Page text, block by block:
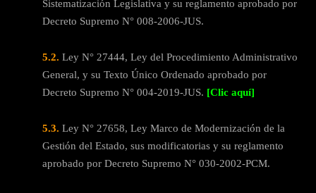
Sistematización Legislativa y su reglamento aprobado por
Decreto Supremo N° 008-2006-JUS.
5.2. Ley N° 27444, Ley del Procedimiento Administrativo
General, y su Texto Único Ordenado aprobado por
Decreto Supremo N° 004-2019-JUS. [Clic aquí]
5.3. Ley N° 27658, Ley Marco de Modernización de la
Gestión del Estado, sus modificatorias y su reglamento
aprobado por Decreto Supremo N° 030-2002-PCM.